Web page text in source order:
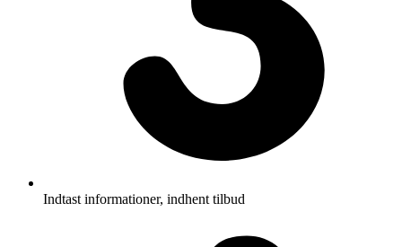
Indtast informationer, indhent tilbud